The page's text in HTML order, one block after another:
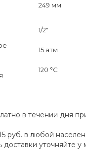
249 мм
1/2"
15 атм
120 °C
в течении дня
руб. в любой
доставки уточняйте